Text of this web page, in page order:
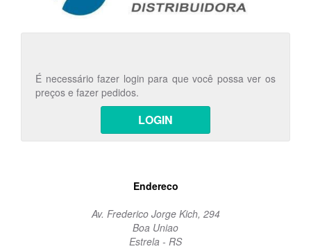
É necessário fazer login para que você possa ver os
preços e fazer pedidos.
LOGIN
Endereco
Av. Frederico Jorge Kich, 294
Boa Uniao
Estrela - RS